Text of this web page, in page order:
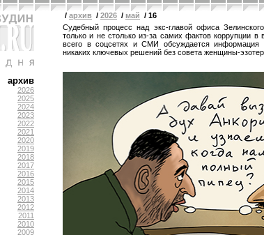
архив
2026
2025
2024
2023
2022
2021
2020
2019
2018
2017
2016
2015
2014
2013
2012
2011
2010
2009
/ архив / 2026 / май / 16
Судебный процесс над экс-главой офиса
только и не столько из-за самих фактов коррупции в
всего в соцсетях и СМИ обсуждается
никаких ключевых решений без совета женщины-